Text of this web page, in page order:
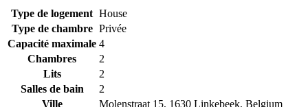
Type de logement House
Type de chambre Privée
Capacité maximale 4
Chambres
2
Lits
2
Salles de bain
2
Ville
Molenstraat 15, 1630 Linkebeek, Belgium